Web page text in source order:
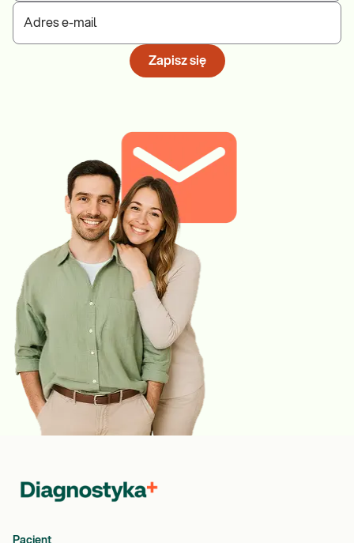
Adres e-mail
Zapisz się
Pacjent